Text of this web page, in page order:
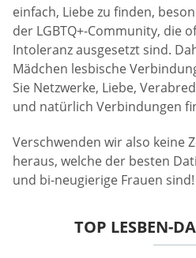
einfach, Liebe zu finden,
der LGBTQ+-Community, die
Intoleranz ausgesetzt sind.
Mädchen lesbische
Sie Netzwerke, Liebe,
und natürlich Verbindungen
Verschwenden wir also keine
heraus, welche der besten
und bi-neugierige Frauen sind!
TOP LESBEN-